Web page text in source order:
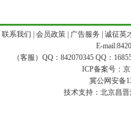
联系我们 会员政策| 广告服务 诚征英
E-
（客服）QQ：842070345 QQ：
ICP备案号：
冀公网安备
技术支持： 北京昌